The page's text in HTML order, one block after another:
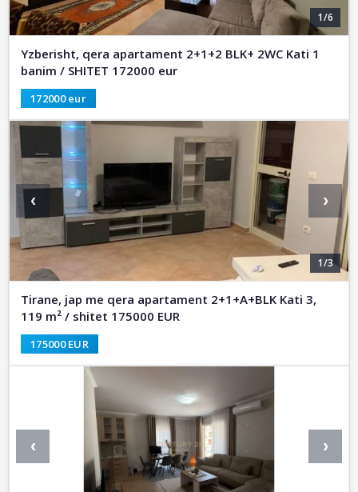
1/6
Yzberisht, qera apartament 2+1+2 BLK+ 2WC Kati 1
banim / SHITET 172000 eur
172000 eur
1/3
‹ ›
Tirane, jap me qera apartament 2+1+A+BLK Kati 3,
119 m² / shitet 175000 EUR
175000 EUR
‹ ›